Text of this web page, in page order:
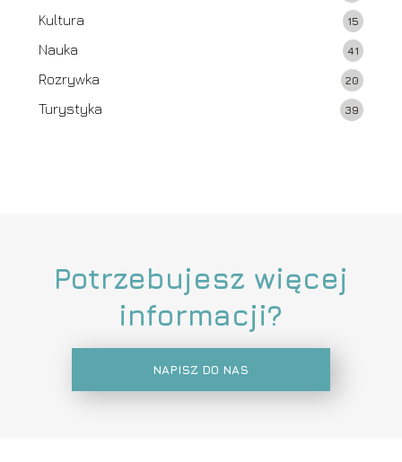
Kultura 15
Nauka 41
Rozrywka 20
Turystyka 39
Potrzebujesz więcej
informacji?
NAPISZ DO NAS